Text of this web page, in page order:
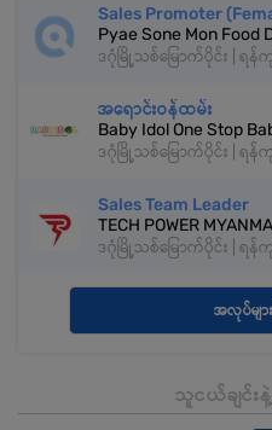
Sales Promoter
Pyae Sone Mon Food
ဒဂုံမြို့သစ်မြောက်ပိုင်း | ရန်
အရောင်းဝန်ထမ်း
Baby Idol One Stop
ဒဂုံမြို့သစ်မြောက်ပိုင်း | ရန်
Sales Team Leader
TECH POWER
ဒဂုံမြို့သစ်မြောက်ပိုင်း | ရန်
အလုပ်မျ
သူငယ်ချင်း